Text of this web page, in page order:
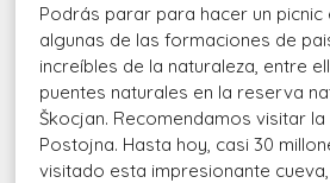
Podrás parar para hacer un picnic
algunas de las formaciones de
increíbles de la naturaleza, entre
puentes naturales en la reserva
Škocjan. Recomendamos visitar
Postojna. Hasta hoy, casi 30
visitado esta impresionante